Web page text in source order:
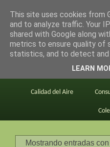
en bici por
Este blog BiciMAD
Calidad del Aire
Mostrando entradas
This site uses cookies from
and to analyze traffic. Your
shared with Google along
metrics to ensure quality of
statistics, and to detect and
LEARN